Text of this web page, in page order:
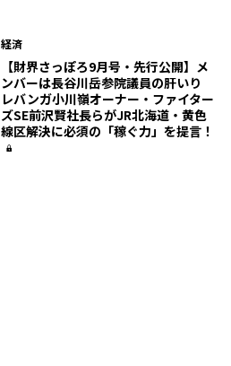
経済
【財界さっぽろ9月号・先行公開】メ
ンバーは長谷川岳参院議員の肝いり
レバンガ小川嶺オーナー・ファイター
ズSE前沢賢社長らがJR北海道・黄色
線区解決に必須の「稼ぐ力」を提言！